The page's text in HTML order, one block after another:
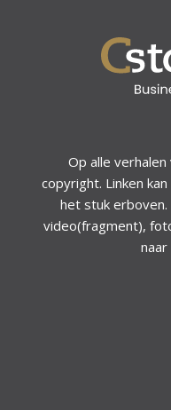
Op alle
copyright. Linken
het stuk
video(fragment),
naar